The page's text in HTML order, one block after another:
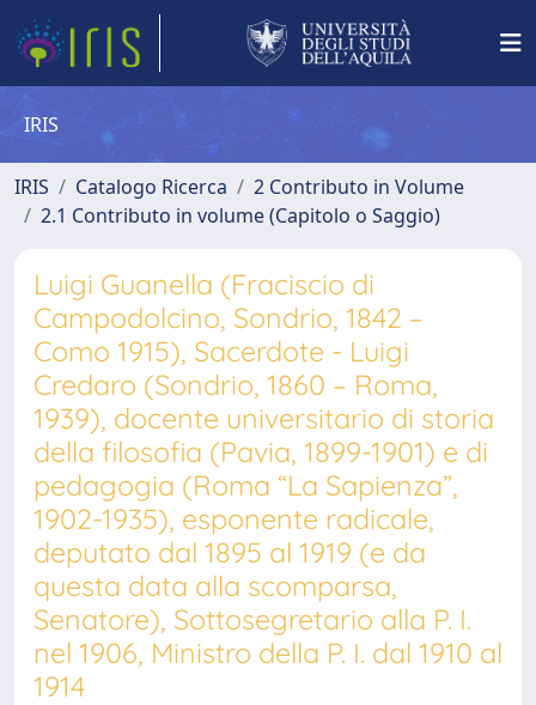
IRIS
IRIS Catalogo Ricerca
2 Contributo in Volume
2.1 Contributo in volume (Capitolo o Saggio)
Luigi Guanella (Fraciscio di
Campodolcino, Sondrio, 1842 –
Como 1915), Sacerdote - Luigi
Credaro (Sondrio, 1860 – Roma,
1939), docente universitario di storia
della filosofia (Pavia, 1899-1901) e di
pedagogia (Roma “La Sapienza”,
1902-1935), esponente radicale,
deputato dal 1895 al 1919 (e da
questa data alla scomparsa,
Senatore), Sottosegretario alla P. I.
nel 1906, Ministro della P. I. dal 1910 al
1914